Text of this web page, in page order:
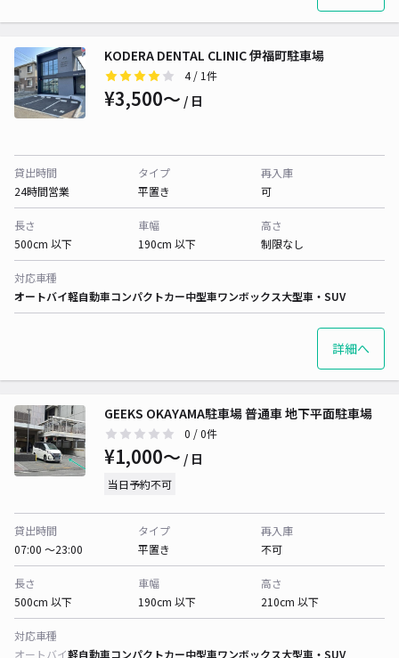
KODERA DENTAL CLINIC 伊福町駐車場
4/ 1件
¥3,500〜 / 日
貸出時間
24時間営業
タイプ
平置き
再入庫
可
長さ
500cm 以下
車幅
190cm 以下
高さ
制限なし
対応車種
オートバイ軽自動車コンパクトカー中型車ワンボックス大型車・SUV
詳細へ
GEEKS OKAYAMA駐車場 普通車 地下平面駐車場
0 / 0件
¥1,000〜 / 日
当日予約不可
貸出時間
07:00 〜23:00
タイプ
平置き
再入庫
不可
長さ
500cm 以下
車幅
190cm 以下
高さ
210cm 以下
対応車種
オートバイ軽自動車コンパクトカー中型車ワンボックス大型車・SUV